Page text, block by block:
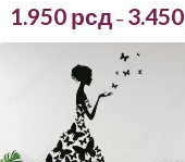
1.950 рсд – 3.450